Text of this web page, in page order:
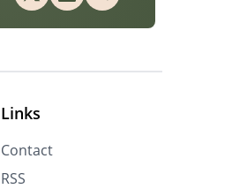
Links
Contact
RSS